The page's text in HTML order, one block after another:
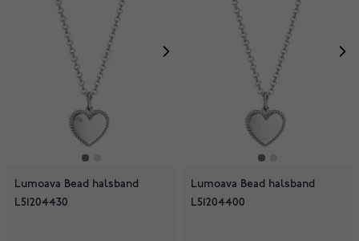
Lumoava Bead halsband
L51204430
Lumoava Bead halsband
L51204400